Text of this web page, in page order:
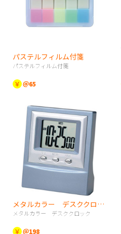
パステルフィルム付箋
パステルフィルム付箋
￥ ＠65
メタルカラー デスククロック
メタルカラー デスククロック
￥ ＠198